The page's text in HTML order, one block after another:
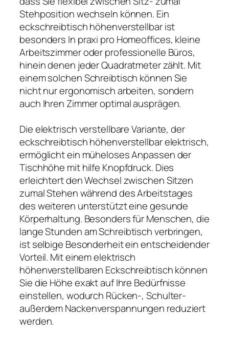
Stehposition wechseln können. Ein
eckschreibtisch höhenverstellbar ist
besonders In praxi pro Homeoffices, kleine
Arbeitszimmer oder professionelle Büros,
hinein denen jeder Quadratmeter zählt. Mit
einem solchen Schreibtisch können Sie
nicht nur ergonomisch arbeiten, sondern
auch Ihren Zimmer optimal ausprägen.
Die elektrisch verstellbare Variante, der
eckschreibtisch höhenverstellbar elektrisch,
ermöglicht ein müheloses Anpassen der
Tischhöhe mit hilfe Knopfdruck. Dies
erleichtert den Wechsel zwischen Sitzen
zumal Stehen während des Arbeitstages
des weiteren unterstützt eine gesunde
Körperhaltung. Besonders für Menschen, die
lange Stunden am Schreibtisch verbringen,
ist selbige Besonderheit ein entscheidender
Vorteil. Mit einem elektrisch
höhenverstellbaren Eckschreibtisch können
Sie die Höhe exakt auf Ihre Bedürfnisse
einstellen, wodurch Rücken-, Schulter-
außerdem Nackenverspannungen reduziert
werden.